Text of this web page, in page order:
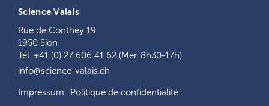
Science Valais
Rue de Conthey 19
1950 Sion
Tél. +41 (0) 27 606 41 62 (Mer. 8h30-17h)
info@science-valais.ch
Impressum Politique de confidentialité